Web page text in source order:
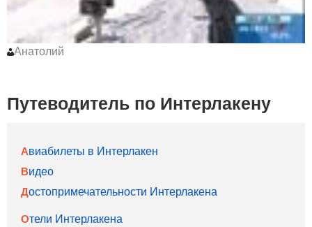
Анатолий
Путеводитель по Интерлакену
Авиабилеты в Интерлакен
Видео
Достопримечательности Интерлакена
Отели Интерлакена